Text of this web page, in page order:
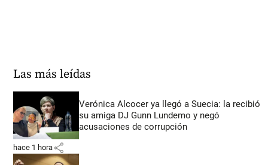
Las más leídas
Verónica Alcocer ya llegó a Suecia: la recibió
su amiga DJ Gunn Lundemo y negó
acusaciones de corrupción
hace 1 hora share